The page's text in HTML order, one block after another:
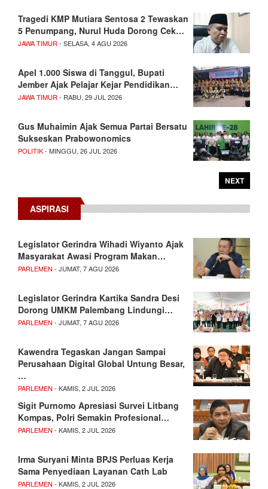
Tragedi KMP Mutiara Sentosa 2 Tewaskan
5 Penumpang, Nurul Huda Dorong Cek…
JAWA TIMUR - SELASA, 4 AGU 2026
Apel 1.000 Siswa di Tanggul, Bupati
Jember Ajak Pelajar Kejar Pendidikan…
JAWA TIMUR - RABU, 29 JUL 2026
Gus Muhaimin Ajak Semua Partai Bersatu
Sukseskan Prabowonomics
POLITIK- MINGGU, 26 JUL 2026
NEXT
ASPIRASI
Legislator Gerindra Wihadi Wiyanto Ajak
Masyarakat Awasi Program Makan…
PARLEMEN - JUMAT, 7 AGU 2026
Legislator Gerindra Kartika Sandra Desi
Dorong UMKM Palembang Lindungi…
PARLEMEN - JUMAT, 7 AGU 2026
Kawendra Tegaskan Jangan Sampai
Perusahaan Digital Global Untung Besar,
…
PARLEMEN - KAMIS, 2 JUL 2026
Sigit Purnomo Apresiasi Survei Litbang
Kompas, Polri Semakin Profesional…
PARLEMEN - KAMIS, 2 JUL 2026
Irma Suryani Minta BPJS Perluas Kerja
Sama Penyediaan Layanan Cath Lab
PARLEMEN - KAMIS, 2 JUL 2026